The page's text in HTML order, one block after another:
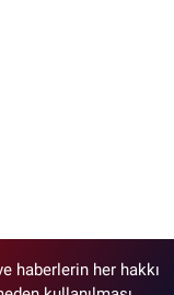
haberlerin her hakkı